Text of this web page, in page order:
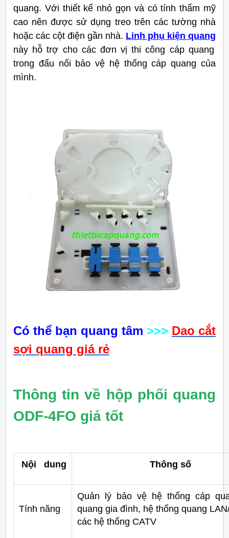
quang. Với thiết kế nhỏ gọn và có tính thẩm mỹ
cao nên được sử dụng treo trên các tường nhà
hoặc các cột điện gần nhà. Linh phụ kiện quang
này hỗ trợ cho các đơn vị thi công cáp quang
trong đấu nối bảo vệ hệ thống cáp quang của
mình.
Có thể bạn quang tâm >>> Dao cắt
sợi quang giá rẻ
Thông tin về hộp phối quang
ODF-4FO giá tốt
Nội dung Thông số
Tính năng
Quản lý bảo vệ hệ thống cáp
quang gia đình, hệ thống quang
các hệ thống CATV